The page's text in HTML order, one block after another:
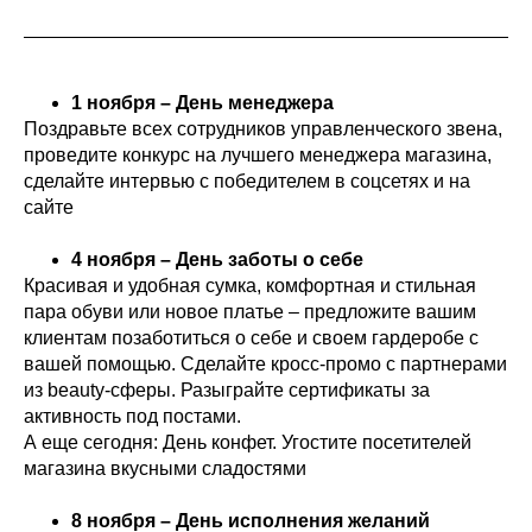
1 ноября – День менеджера
Поздравьте всех сотрудников управленческого звена,
проведите конкурс на лучшего менеджера магазина,
сделайте интервью с победителем в соцсетях и на
сайте
4 ноября – День заботы о себе
Красивая и удобная сумка, комфортная и стильная
пара обуви или новое платье – предложите вашим
клиентам позаботиться о себе и своем гардеробе с
вашей помощью. Сделайте кросс-промо с партнерами
из beauty-сферы. Разыграйте сертификаты за
активность под постами.
А еще сегодня: День конфет. Угостите посетителей
магазина вкусными сладостями
8 ноября – День исполнения желаний